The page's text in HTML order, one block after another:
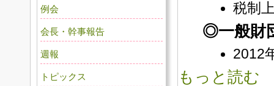
税制
◎一般財
2012
もっと読む
例会
会長・幹事報告
週報
トピックス